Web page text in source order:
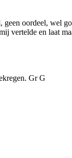
oordeel, wel
vertelde en laat
Gr G